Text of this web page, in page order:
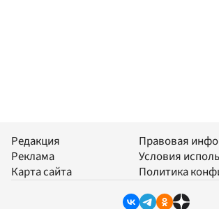
Редакция
Реклама
Карта сайта
Правовая
Условия
Политика